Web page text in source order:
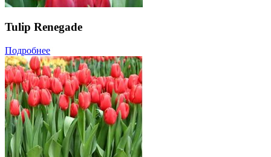
Tulip Renegade
Подробнее